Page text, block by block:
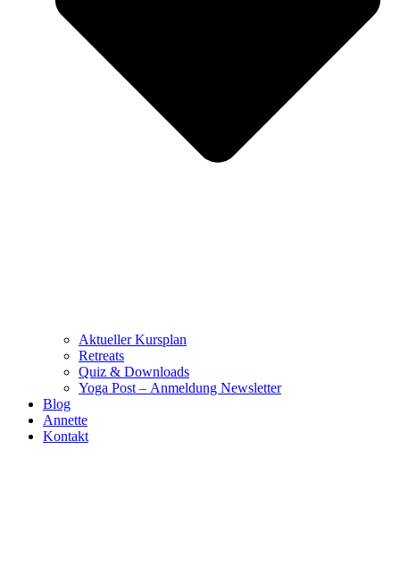
Aktueller Kursplan
Retreats
Quiz & Downloads
Yoga Post – Anmeldung Newsletter
Blog
Annette
Kontakt